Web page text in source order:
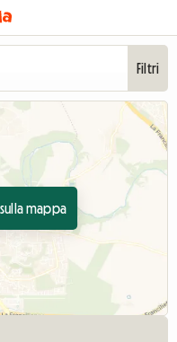
Filtri
sulla mappa